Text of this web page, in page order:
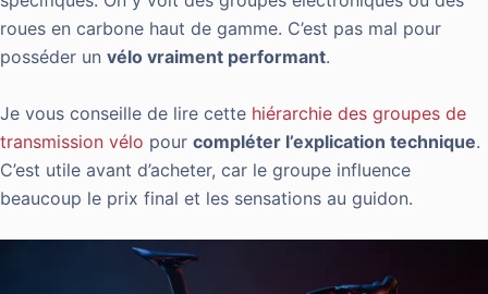
roues en carbone haut de gamme. C’est pas mal pour
posséder un vélo vraiment performant.
Je vous conseille de lire cette hiérarchie des groupes de
transmission vélo pour compléter l’explication technique.
C’est utile avant d’acheter, car le groupe influence
beaucoup le prix final et les sensations au guidon.